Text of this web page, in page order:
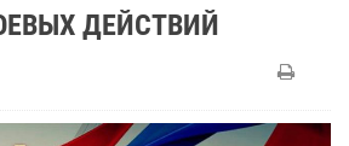
ДЕЙСТВИЙ